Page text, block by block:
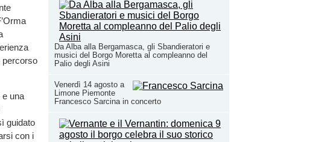
Da Alba alla Bergamasca, gli Sbandieratori e
musici del Borgo Moretta al compleanno del
Palio degli Asini
Venerdì 14 agosto a
Limone Piemonte
Francesco Sarcina in concerto
percorso
e una
guidato
con i